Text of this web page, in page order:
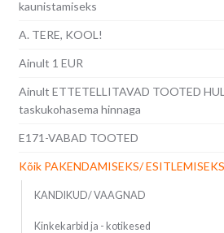
kaunistamiseks
A. TERE, KOOL!
Ainult 1 EUR
Ainult ETTETELLITAVAD TOOTED
taskukohasema hinnaga
E171-VABAD TOOTED
Kõik PAKENDAMISEKS/ ESITLEMISEKS
KANDIKUD/ VAAGNAD
Kinkekarbid ja - kotikesed